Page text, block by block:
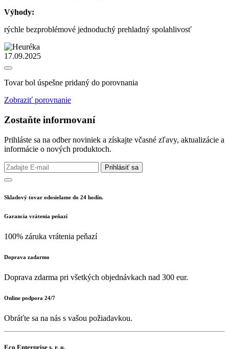
Výhody:
rýchle bezproblémové jednoduchý prehladný spolahlivosť
17.09.2025
Tovar bol úspešne pridaný do porovnania
Zobraziť porovnanie
Zostaňte informovaní
Prihláste sa na odber noviniek a získajte včasné zľavy, aktualizácie a
informácie o nových produktoch.
Prihlásiť sa
Skladový tovar odosielame do 24 hodín.
Garancia vrátenia peňazí
100% záruka vrátenia peňazí
Doprava zadarmo
Doprava zdarma pri všetkých objednávkach nad 300 eur.
Online podpora 24/7
Obráťte sa na nás s vašou požiadavkou.
Eco Enterprise s. r. o.